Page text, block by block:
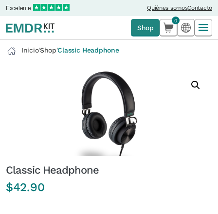
Excelente Quiénes somosContacto
Shop
0
Inicio'Shop'Classic Headphone
Classic Headphone
$42.90